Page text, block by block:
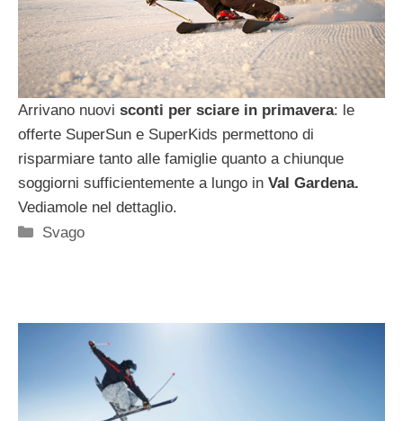
Arrivano nuovi sconti per sciare in primavera: le
offerte SuperSun e SuperKids permettono di
risparmiare tanto alle famiglie quanto a chiunque
soggiorni sufficientemente a lungo in Val Gardena.
Vediamole nel dettaglio.
Categorie
Svago